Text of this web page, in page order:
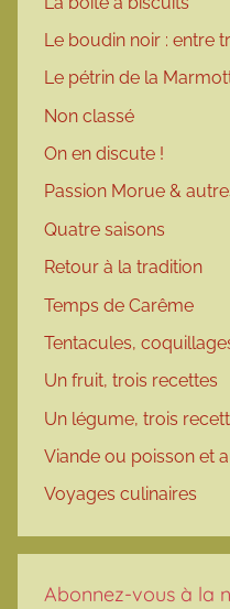
Le boudin noir : entre
Le pétrin de la
Non classé
On en discute !
Passion Morue &
Quatre saisons
Retour à la tradition
Temps de Carême
Tentacules,
Un fruit, trois recettes
Un légume, trois
Viande ou poisson et
Voyages culinaires
Abonnez-vous à la